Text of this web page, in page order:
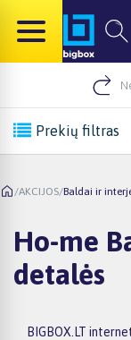
Prekių filtras
/AKCIJOS/Baldai ir
Ho-me
detalės
BIGBOX.LT